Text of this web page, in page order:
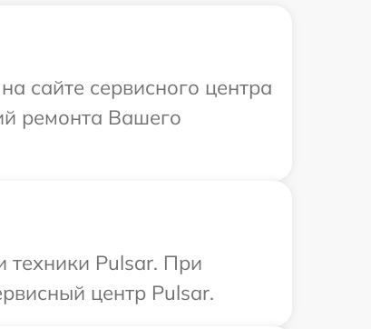
сайте сервисного центра
ремонта Вашего
техники Pulsar. При
центр Pulsar.